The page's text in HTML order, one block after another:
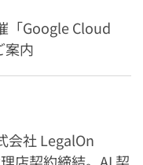
「Google Cloud
案内
会社 LegalOn